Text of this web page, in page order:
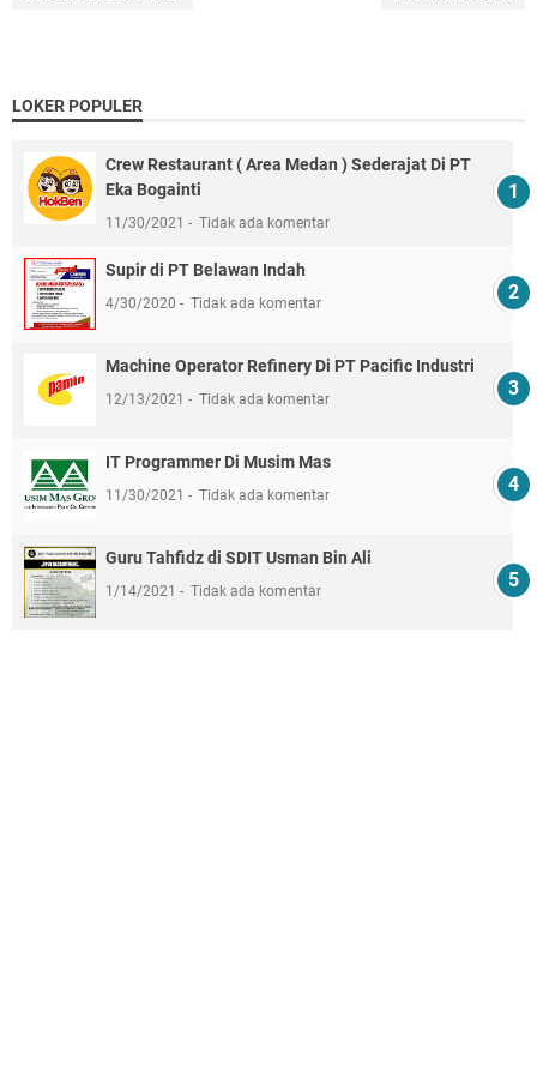
LOKER POPULER
Crew Restaurant ( Area Medan ) Sederajat Di PT
Eka Bogainti
11/30/2021 Tidak ada komentar
Supir di PT Belawan Indah
4/30/2020 Tidak ada komentar
Machine Operator Refinery Di PT Pacific Industri
12/13/2021 Tidak ada komentar
IT Programmer Di Musim Mas
11/30/2021 Tidak ada komentar
Guru Tahfidz di SDIT Usman Bin Ali
1/14/2021 Tidak ada komentar